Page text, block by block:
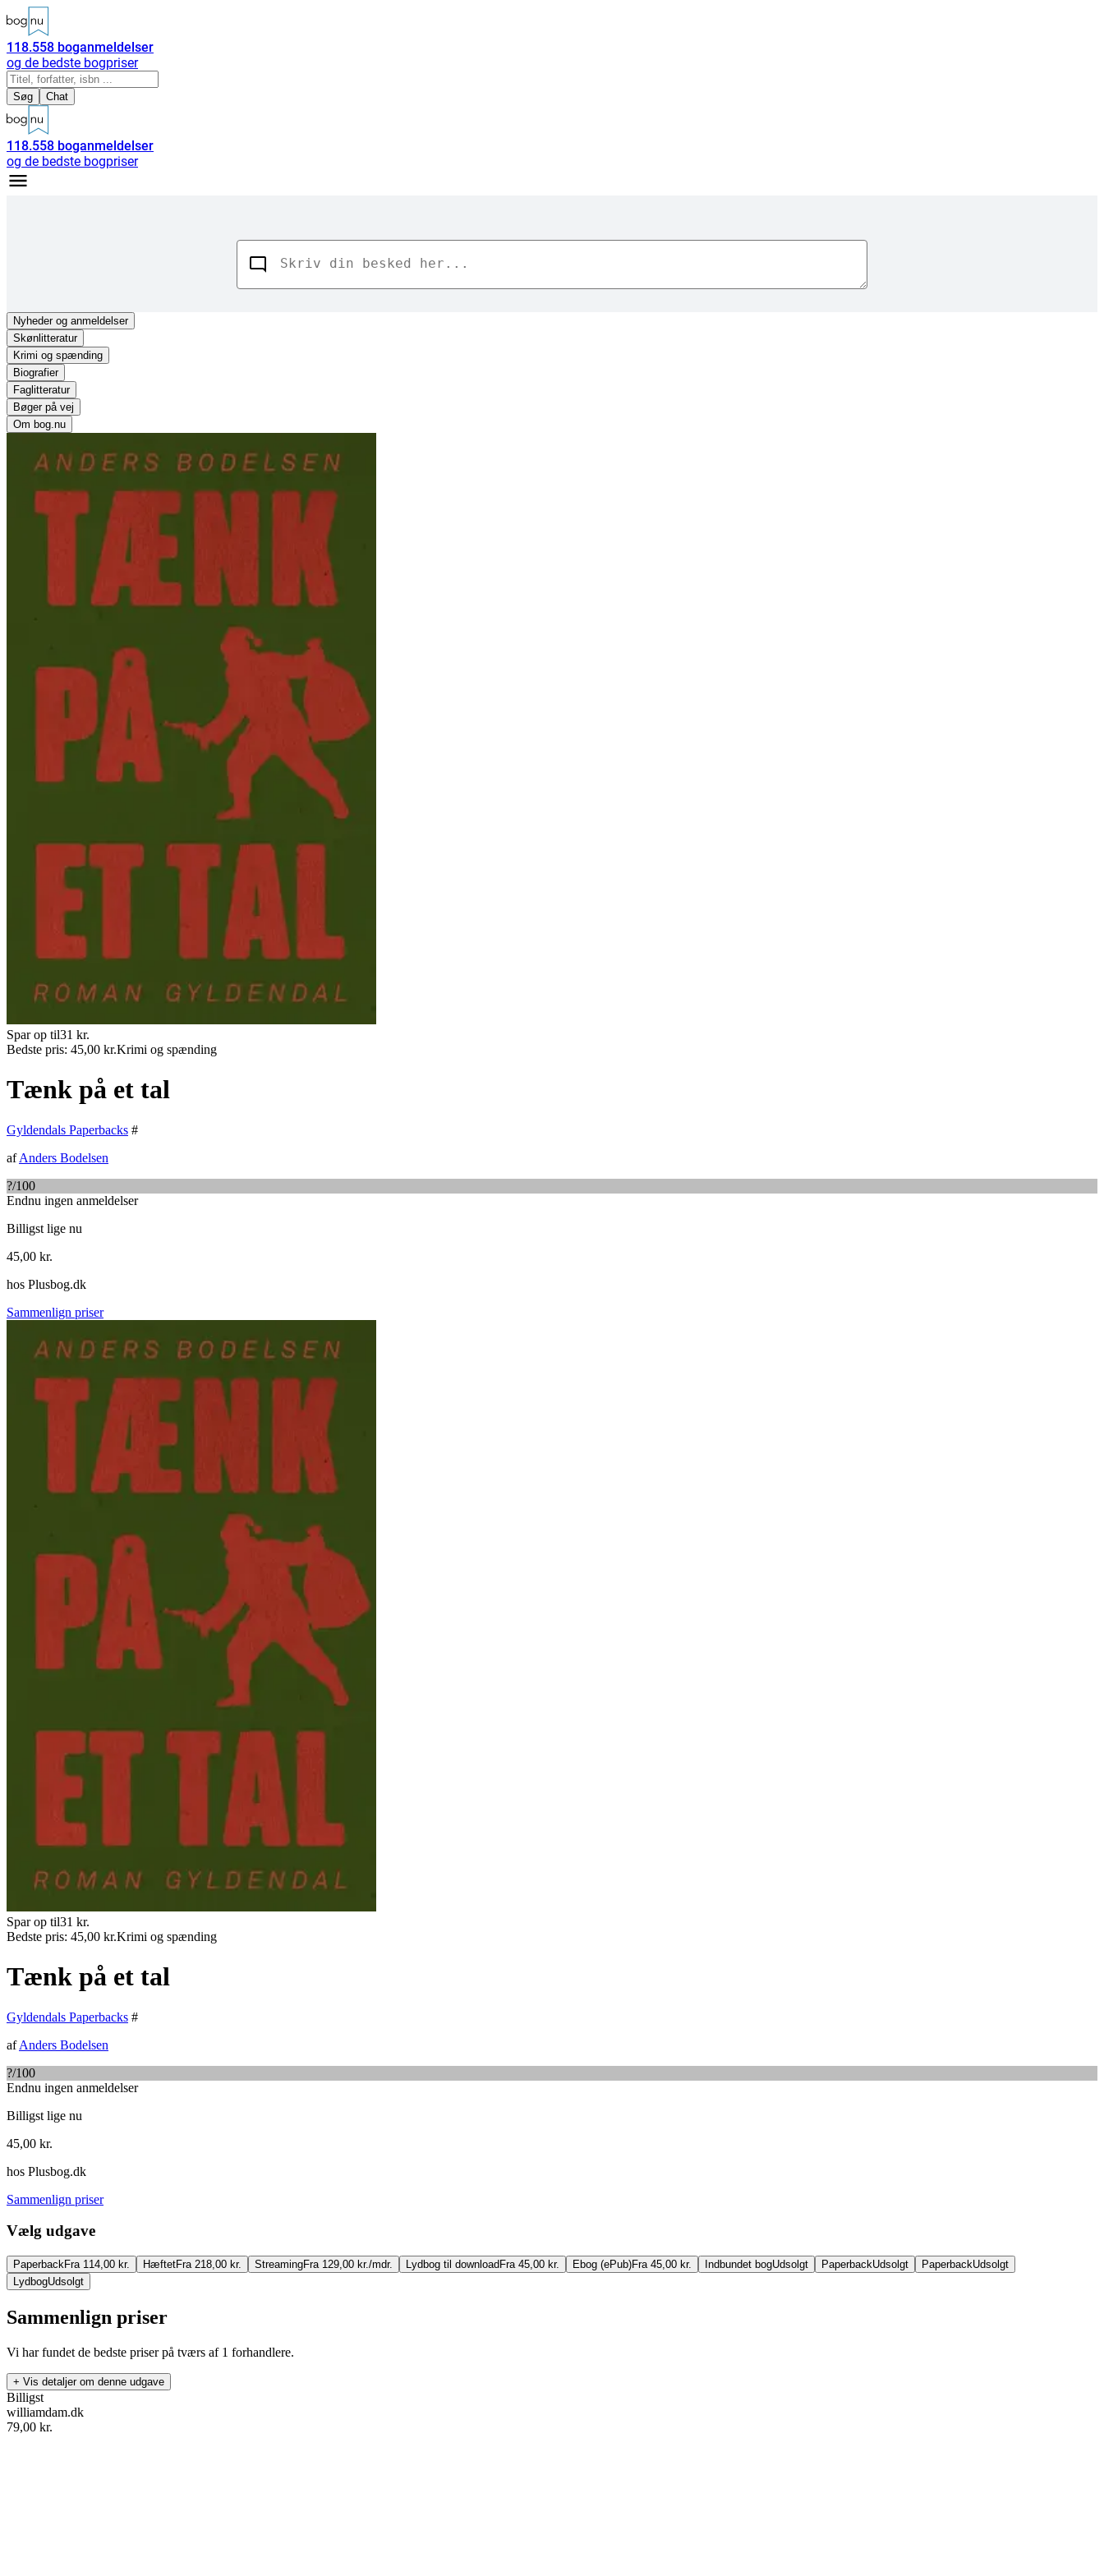
118.558 boganmeldelser
og de bedste bogpriser
Søg Chat
118.558 boganmeldelser
og de bedste bogpriser
Nyhederog anmeldelser
Skønlitteratur
Krimi og spænding
Biografier
Faglitteratur
Bøger på vej
Om bog.nu
Spar op til31 kr.
Bedste pris: 45,00 kr.Krimi og spænding
Tænk på et tal
Gyldendals Paperbacks #
afAnders Bodelsen
?/100
Endnu ingen anmeldelser
Billigst lige nu
45,00 kr.
hos Plusbog.dk
Sammenlign priser
Spar op til31 kr.
Bedste pris: 45,00 kr.Krimi og spænding
Tænk på et tal
Gyldendals Paperbacks #
afAnders Bodelsen
?/100
Endnu ingen anmeldelser
Billigst lige nu
45,00 kr.
hos Plusbog.dk
Sammenlign priser
Vælg udgave
PaperbackFra 114,00 kr. HæftetFra 218,00 kr. StreamingFra 129,00 kr./mdr. Lydbog til download Fra 45,00 kr. Ebog (ePub)Fra 45,00 kr. Indbundet bogUdsolgt PaperbackUdsolgt PaperbackUdsolgt
LydbogUdsolgt
Sammenlign priser
Vi har fundet de bedste priser på tværs af 1 forhandlere.
+ Vis detaljer om denne udgave
Billigst
williamdam.dk
79,00 kr.